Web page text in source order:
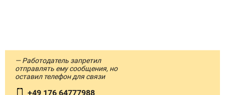
— Работодатель запретил
отправлять ему сообщения, но
оставил телефон для связи
+49 176 64777988